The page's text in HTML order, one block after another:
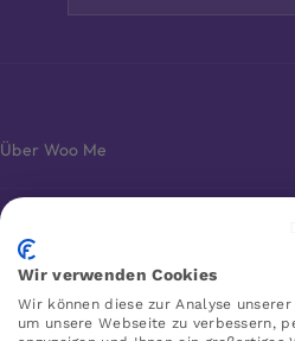
Über Woo Me
Kundenservice
Favoriten
Wir verwenden Cookies
Wir können diese zur Analyse
um unsere Webseite zu verbessern,